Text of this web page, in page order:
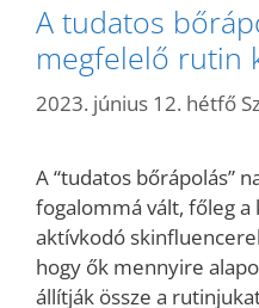
A tudatos
megfelelő rutin
2023. június 12. hétfő
A “tudatos bőrápolás”
fogalommá vált, főleg a
aktívkodó
hogy ők mennyire
állítják össze a